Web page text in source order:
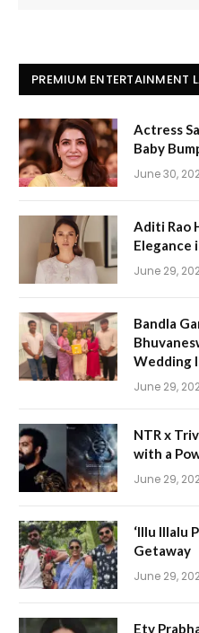
PREMIUM ENTERTAINMENT
Actress
Baby
June 30,
Aditi Rao
Elegance
June 29,
Bandla
Wedding
June 29,
NTR x
with a
June 29,
‘Illu Illalu
Getaway
June 29,
Etv